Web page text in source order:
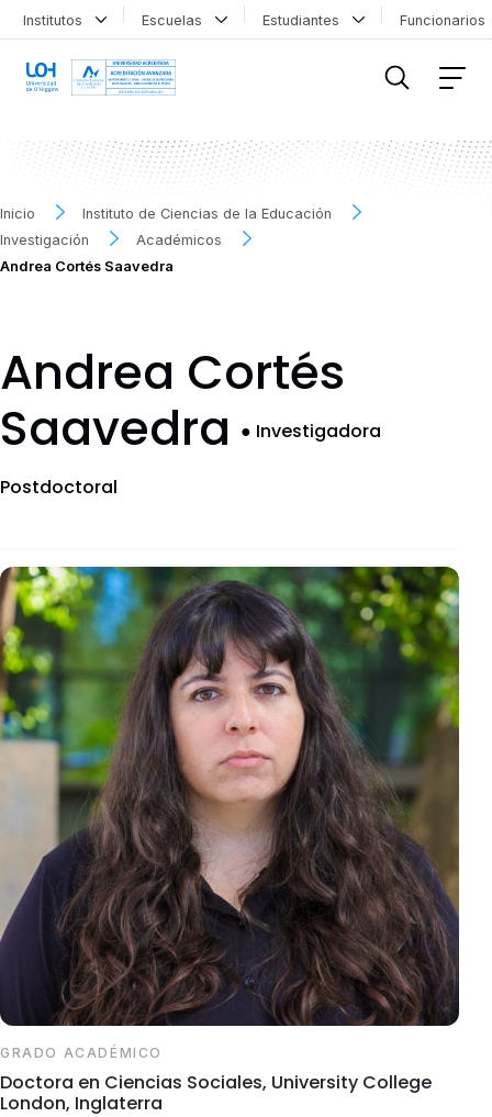
Institutos Escuelas Estudiantes
Inicio
Instituto de Ciencias de la Educación
Investigación
Académicos
Andrea Cortés Saavedra
Andrea Cortés
Saavedra ● Investigadora
Postdoctoral
GRADO ACADÉMICO
Doctora en Ciencias Sociales, University College
London, Inglaterra